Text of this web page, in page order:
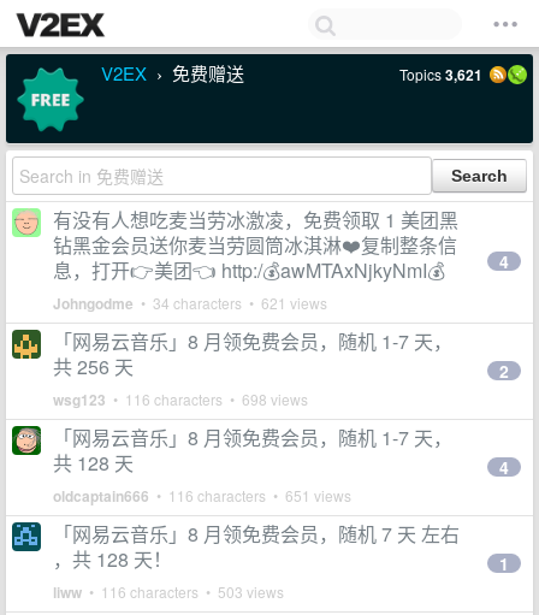
V2EX › 免费赠送 Topics3,621
有没有人想吃麦当劳冰激凌，免费领取 1 美团黑
钻黑金会员送你麦当劳圆筒冰淇淋❤️复制整条信
息，打开👉美团👈 http:/💰awMTAxNjkyNmI💰
Johngodme • 34 characters • 621 views
4
「网易云音乐」8 月领免费会员，随机 1-7 天，
共 256 天
wsg123 • 116 characters • 698 views
2
「网易云音乐」8 月领免费会员，随机 1-7 天，
共 128 天
oldcaptain666 • 116 characters • 651 views
4
「网易云音乐」8 月领免费会员，随机 7 天 左右
，共 128 天！
liww • 116 characters • 503 views
1